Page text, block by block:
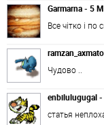
Garmarna - 5
Все чітко і
Чудово ..
enbilulugugal
статья